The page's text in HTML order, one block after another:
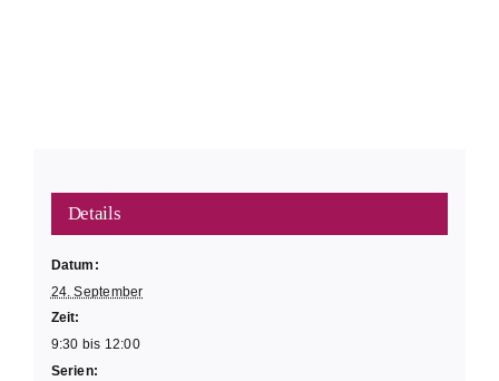
Details
Datum:
24. September
Zeit:
9:30 bis 12:00
Serien: